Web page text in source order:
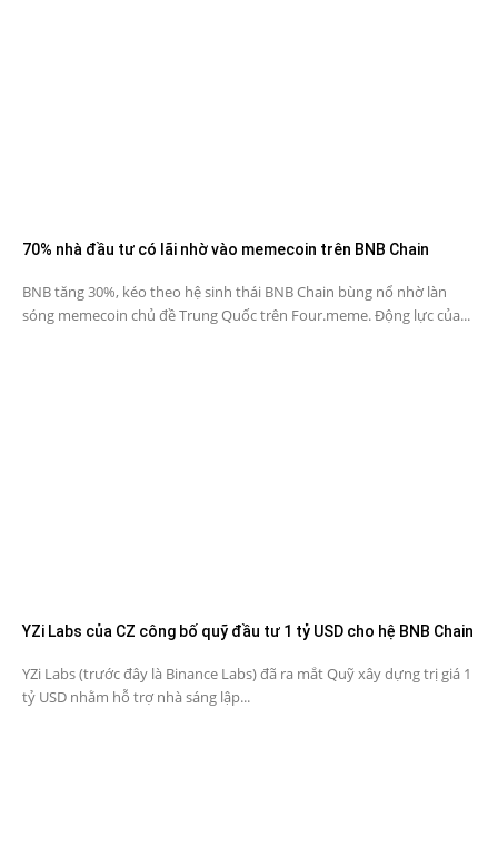
70% nhà đầu tư có lãi nhờ vào memecoin trên BNB Chain
BNB tăng 30%, kéo theo hệ sinh thái BNB Chain bùng nổ nhờ làn
sóng memecoin chủ đề Trung Quốc trên Four.meme. Động lực của...
YZi Labs của CZ công bố quỹ đầu tư 1 tỷ USD cho hệ BNB Chain
YZi Labs (trước đây là Binance Labs) đã ra mắt Quỹ xây dựng trị giá 1
tỷ USD nhằm hỗ trợ nhà sáng lập...